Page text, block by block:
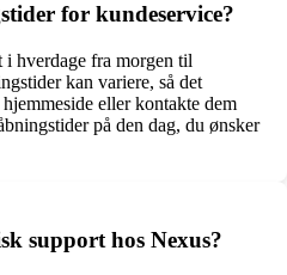
for kundeservice?
i hverdage fra morgen til
kan variere, så det
eller kontakte dem
på den dag, du ønsker
support hos Nexus?